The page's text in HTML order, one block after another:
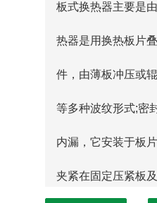
板式换热器主要是
热器是用换热板片
件，由薄板冲压或
等多种波纹形式;密
内漏，它安装于板
夹紧在固定压紧板